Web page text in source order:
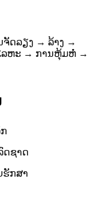
ດລຽງ → ລ້າງ →
ລຫະ → ການຫຸ້ມຫໍ່ →
ດຊາດ
ຮັກສາ